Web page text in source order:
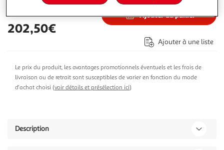
202,50€
Ajouter au panier
Ajouter à une liste
Le prix du produit, les avantages promotionnels éventuels et les frais de
livraison ou de retrait sont susceptibles de varier en fonction du mode
d'achat choisi (voir détails et présélection ici)
Description